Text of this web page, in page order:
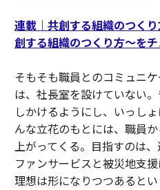
連載｜共創する組織のつく
創する組織のつくり方〜を
そもそも職員とのコミュニ
は、社長室を設けていない
しかけるようにし、いっし
んな立花のもとには、職員
上がってくる。目指すのは
ファンサービスと被災地支
理想は形になりつつあるとい